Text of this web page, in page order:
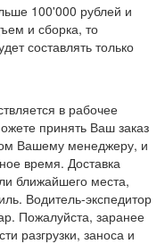
100'000 рублей и
и сборка, то
составлять только
в рабочее
принять Ваш заказ
Вашему менеджеру, и
время. Доставка
ближайшего места,
Водитель-экспедитор
Пожалуйста, заранее
разгрузки, заноса и